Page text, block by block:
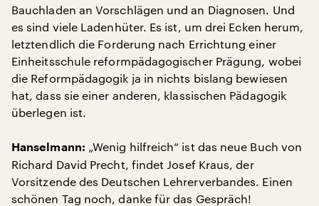
Bauchladen an Vorschlägen und an Diagnosen. Und
es sind viele Ladenhüter. Es ist, um drei Ecken herum,
letztendlich die Forderung nach Errichtung einer
Einheitsschule reformpädagogischer Prägung, wobei
die Reformpädagogik ja in nichts bislang bewiesen
hat, dass sie einer anderen, klassischen Pädagogik
überlegen ist.
Hanselmann: „Wenig hilfreich“ ist das neue Buch von
Richard David Precht, findet Josef Kraus, der
Vorsitzende des Deutschen Lehrerverbandes. Einen
schönen Tag noch, danke für das Gespräch!